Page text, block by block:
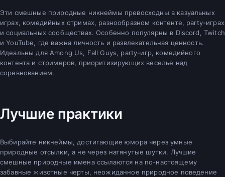
Эти смешные природные никнеймы превосходны в казуальных
играх, комедийных стримах, разнообразном контенте, party-играх
и социальных сообществах. Особенно популярны в Discord, Twitch
и YouTube, где важна личность и развлекательная ценность.
Идеальны для Among Us, Fall Guys, party-игр, комедийного
контента и стримеров, приоритизирующих веселье над
соревнованием.
Лучшие практики
Выбирайте никнеймы, достигающие юмора через умные
природные отсылки, а не через натянутые шутки. Лучшие
смешные природные имена ссылаются на по-настоящему
забавные животные черты, неожиданное природное поведение